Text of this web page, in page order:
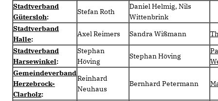
Stadtverband
Gütersloh:
Stefan Roth
Daniel Helmig, Nils
Wittenbrink
Stadtverband
Halle:
Axel Reimers Sandra Wißmann
Stadtverband
Harsewinkel:
Stephan
Höving
Stephan Höving
Gemeindeverband
Herzebrock-
Clarholz:
Reinhard
Neuhaus
Bernhard Petermann